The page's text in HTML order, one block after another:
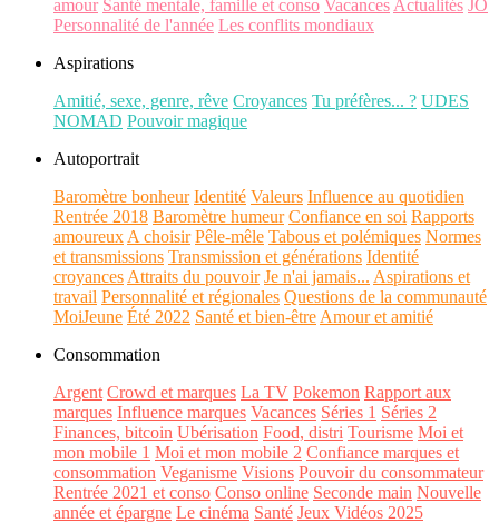
amour Santé mentale, famille et conso Vacances Actualités JO
Personnalité de l'année Les conflits mondiaux
Aspirations
Amitié, sexe, genre, rêve Croyances Tu préfères... ? UDES
NOMAD Pouvoir magique
Autoportrait
Baromètre bonheur Identité Valeurs Influence au quotidien
Rentrée 2018 Baromètre humeur Confiance en soi Rapports
amoureux A choisir Pêle-mêle Tabous et polémiques Normes
et transmissions Transmission et générations Identité
croyances Attraits du pouvoir Je n'ai jamais... Aspirations et
travail Personnalité et régionales Questions de la communauté
MoiJeune Été 2022 Santé et bien-être Amour et amitié
Consommation
Argent Crowd et marques La TV Pokemon Rapport aux
marques Influence marques Vacances Séries 1 Séries 2
Finances, bitcoin Ubérisation Food, distri Tourisme Moi et
mon mobile 1 Moi et mon mobile 2 Confiance marques et
consommation Veganisme Visions Pouvoir du consommateur
Rentrée 2021 et conso Conso online Seconde main Nouvelle
année et épargne Le cinéma Santé Jeux Vidéos 2025